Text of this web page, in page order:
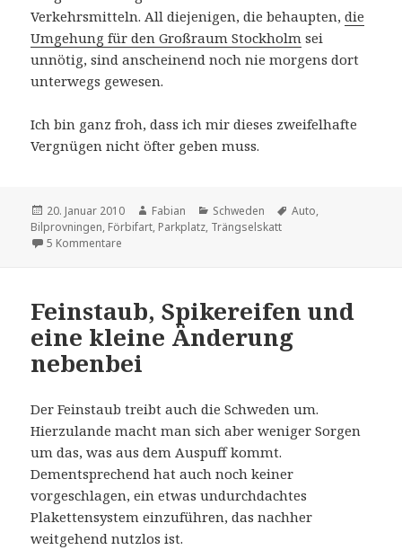
Verkehrsmitteln. All diejenigen, die behaupten,die
Umgehung für den Großraum Stockholm sei
unnötig, sind anscheinend noch nie morgens dort
unterwegs gewesen.
Ich bin ganz froh, dass ich mir dieses zweifelhafte
Vergnügen nicht öfter geben muss.
Veröffentlicht
am
20. Januar 2010 Autor
Fabian Kategorien
Schweden Schlagwörter
Auto,
Bilprovningen, Förbifart, Parkplatz, Trängselskatt
5 Kommentare
Feinstaub, Spikereifen und
eine kleine Änderung
nebenbei
Der Feinstaub treibt auch die Schweden um.
Hierzulande macht man sich aber weniger Sorgen
um das, was aus dem Auspuff kommt.
Dementsprechend hat auch noch keiner
vorgeschlagen, ein etwas undurchdachtes
Plakettensystem einzuführen, das nachher
weitgehend nutzlos ist.